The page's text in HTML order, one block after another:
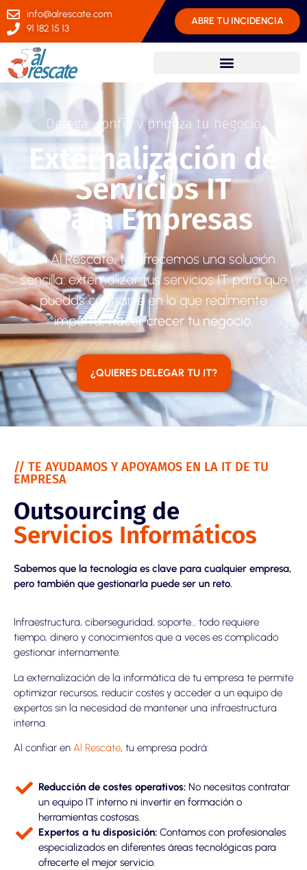
info@alrescate.com
91 182 15 13
ABRE TU INCIDENCIA
Delega, confía y prioriza tu negocio
Externalización de
Servicios IT
Para Empresas
En Al Rescate, te ofrecemos una solución
sencilla: externalizar tus servicios IT para que
puedas centrarte en lo que realmente
importa,hacer crecer tu negocio.
¿QUIERES DELEGAR TU IT?
// TE AYUDAMOS Y APOYAMOS EN LA IT DE TU
EMPRESA
Outsourcing de
Servicios Informáticos
Sabemos que la tecnología es clave para cualquier empresa,
pero también que gestionarla puede ser un reto.
Infraestructura, ciberseguridad, soporte… todo requiere
tiempo, dinero y conocimientos que a veces es complicado
gestionar internamente.
La externalización de la informática de tu empresa te permite
optimizar recursos, reducir costes y acceder a un equipo de
expertos sin la necesidad de mantener una infraestructura
interna.
Al confiar en Al Rescate, tu empresa podrá:
Reducción de costes operativos: No necesitas contratar
un equipo IT interno ni invertir en formación o
herramientas costosas.
Expertos a tu disposición: Contamos con profesionales
especializados en diferentes áreas tecnológicas para
ofrecerte el mejor servicio.